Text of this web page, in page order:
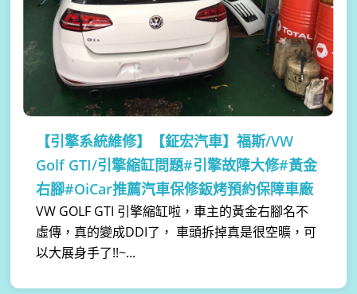
【引擎系統維修】
【鉦宏汽車】福斯/VW
Golf GTI/引擎縮缸問題#引擎故障大修#黃金
右腳#OiCar推薦汽車保修鈑烤預約保障車廠
VW GOLF GTI 引擎縮缸啦，車主的黃金右腳名不
虛傳，真的變成DDI了， 車頭拆掉真是很空曠，可
以大展身手了!!~...